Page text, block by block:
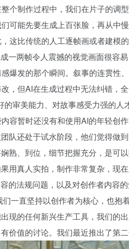
个制作过程中，我们在片子的调
可能先要生成上百张脸，再从中
这比传统的人工逐帧画或者建模
两帧令人震撼的视觉画面很容
爆发的那个瞬间。叙事的连贯性
但AI在生成过程中无法纠错，
审美能力、对故事感受力强的
容暂时还没有和使用AI的年轻创
队还处于试水阶段，他们觉得做
熟、到位，细节把握充分，是可
用真人实拍，制作非常复杂，现
的法规问题，以及对创作者内容
一直坚持以创作者为核心，也抱
现的任何新兴生产工具，我们的
价值的讨论。我们最近推出了第